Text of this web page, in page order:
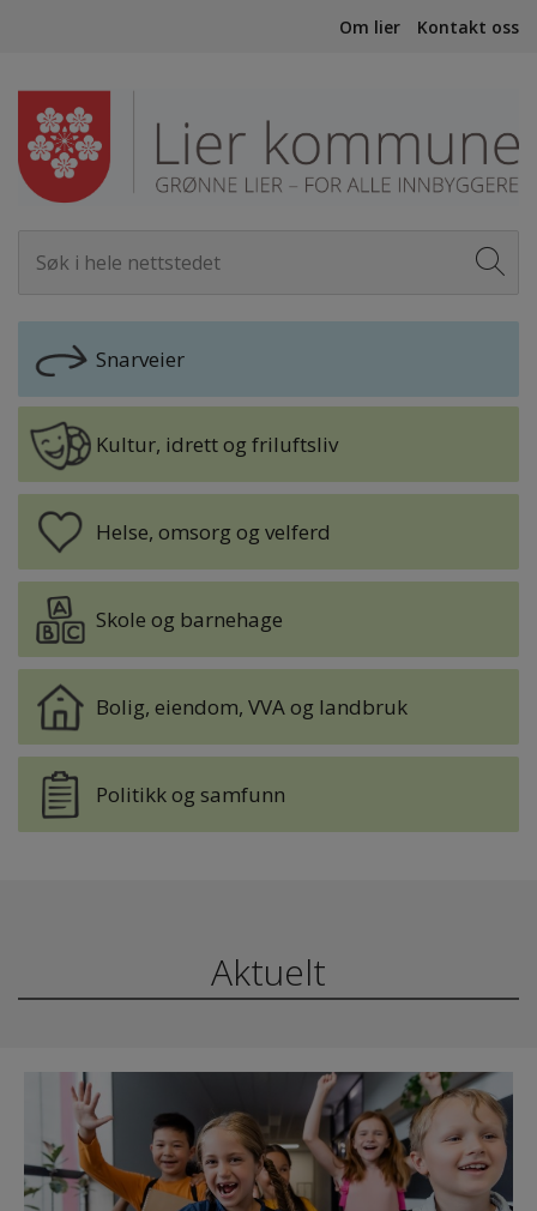
Om lier Kontakt oss
Snarveier
Kultur, idrett og friluftsliv
Helse, omsorg og velferd
Skole og barnehage
Bolig, eiendom, VVA og landbruk
Politikk og samfunn
Aktuelt